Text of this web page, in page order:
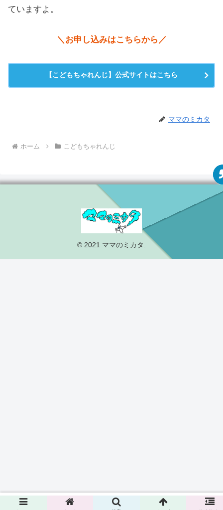
ていますよ。
＼お申し込みはこちらから／
【こどもちゃれんじ】公式サイトはこちら
ママのミカタ
ホーム こどもちゃれんじ
© 2021 ママのミカタ.